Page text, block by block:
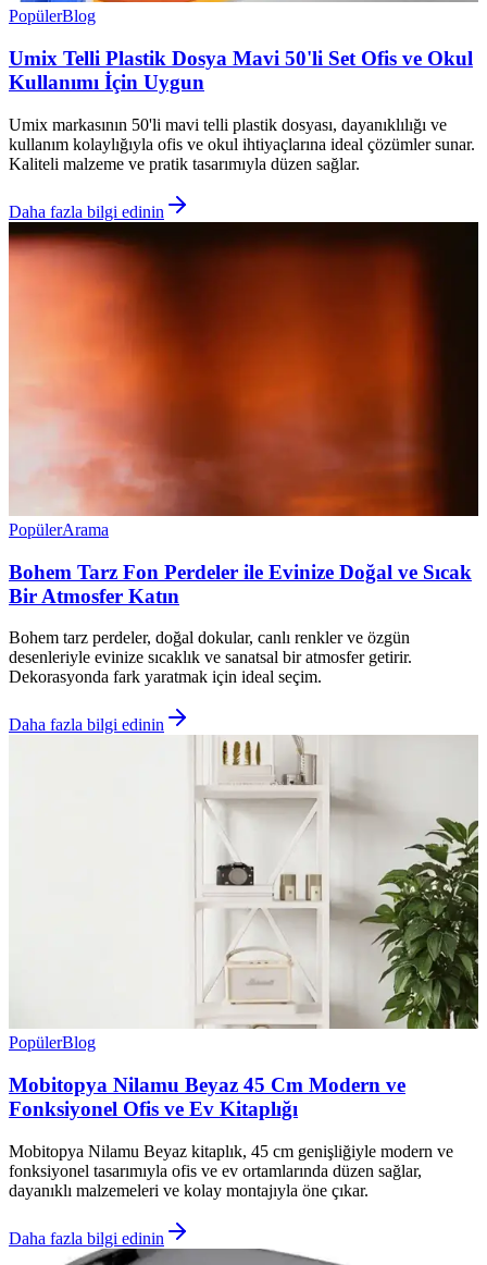
PopülerBlog
Umix Telli Plastik Dosya Mavi 50'li Set Ofis ve Okul
Kullanımı İçin Uygun
Umix markasının 50'li mavi telli plastik dosyası, dayanıklılığı ve
kullanım kolaylığıyla ofis ve okul ihtiyaçlarına ideal çözümler sunar.
Kaliteli malzeme ve pratik tasarımıyla düzen sağlar.
Daha fazla bilgi edinin
PopülerArama
Bohem Tarz Fon Perdeler ile Evinize Doğal ve Sıcak
Bir Atmosfer Katın
Bohem tarz perdeler, doğal dokular, canlı renkler ve özgün
desenleriyle evinize sıcaklık ve sanatsal bir atmosfer getirir.
Dekorasyonda fark yaratmak için ideal seçim.
Daha fazla bilgi edinin
PopülerBlog
Mobitopya Nilamu Beyaz 45 Cm Modern ve
Fonksiyonel Ofis ve Ev Kitaplığı
Mobitopya Nilamu Beyaz kitaplık, 45 cm genişliğiyle modern ve
fonksiyonel tasarımıyla ofis ve ev ortamlarında düzen sağlar,
dayanıklı malzemeleri ve kolay montajıyla öne çıkar.
Daha fazla bilgi edinin